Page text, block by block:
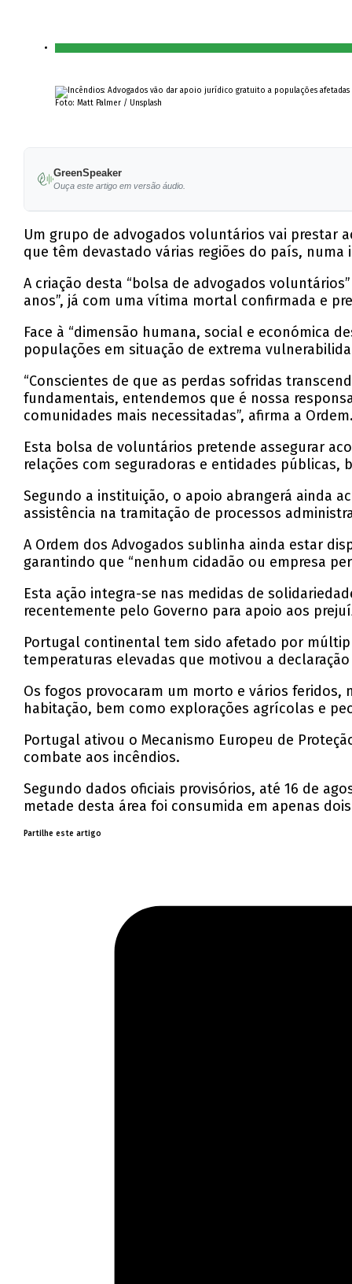
Foto: Matt Palmer / Unsplash
GreenSpeaker
Ouça este artigo em versão áudio.
Um grupo de advogados voluntários vai prestar
que têm devastado várias regiões do país,
A criação desta “bolsa de advogados
anos”, já com uma vítima mortal confirmada e
Face à “dimensão humana, social e económica
populações em situação de extrema
“Conscientes de que as perdas sofridas
fundamentais, entendemos que é nossa
comunidades mais necessitadas”, afirma a
Esta bolsa de voluntários pretende assegurar
relações com seguradoras e entidades
Segundo a instituição, o apoio abrangerá ainda
assistência na tramitação de processos
A Ordem dos Advogados sublinha ainda estar
garantindo que “nenhum cidadão ou empresa
Esta ação integra-se nas medidas de
recentemente pelo Governo para apoio aos
Portugal continental tem sido afetado por
temperaturas elevadas que motivou a
Os fogos provocaram um morto e vários
habitação, bem como explorações agrícolas e
Portugal ativou o Mecanismo Europeu de
combate aos incêndios.
Segundo dados oficiais provisórios, até 16 de
metade desta área foi consumida em apenas
Partilhe este artigo